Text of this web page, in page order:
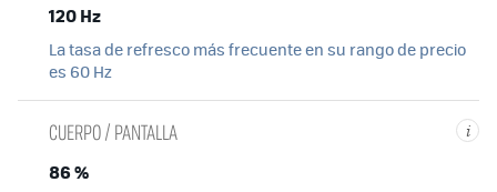
120 Hz
La tasa de refresco más frecuente en su rango de precio
es 60 Hz
i
CUERPO / PANTALLA
86 %